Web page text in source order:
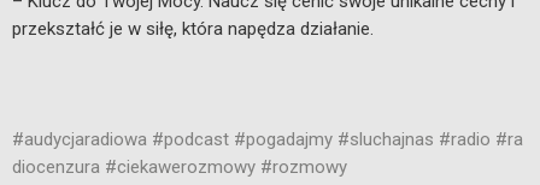
przekształć je w siłę, która napędza działanie.
#audycjaradiowa #podcast #pogadajmy #sluchajnas #radio #ra
diocenzura #ciekawerozmowy #rozmowy